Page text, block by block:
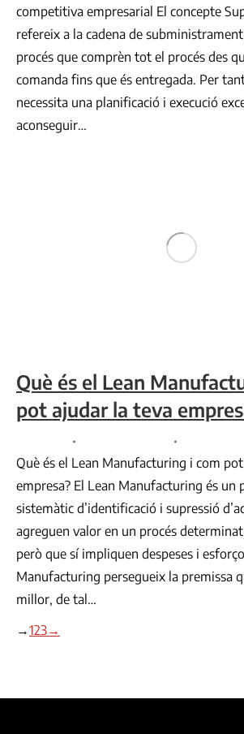
competitiva empresarial El concepte
refereix a la cadena de
procés que comprèn tot el procés des
comanda fins que és entregada. Per
necessita una planificació i execució
aconseguir…
Què és el Lean
pot ajudar la teva
Què és el Lean Manufacturing i com
empresa? El Lean Manufacturing és un
sistemàtic d’identificació i supressió
agreguen valor en un procés determinat
però que sí impliquen despeses i
Manufacturing persegueix la premissa
millor, de tal…
→123→